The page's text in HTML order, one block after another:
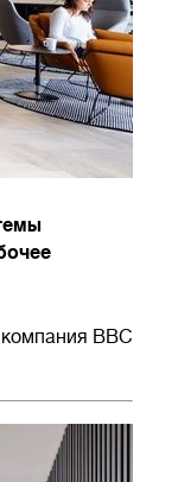
BBC